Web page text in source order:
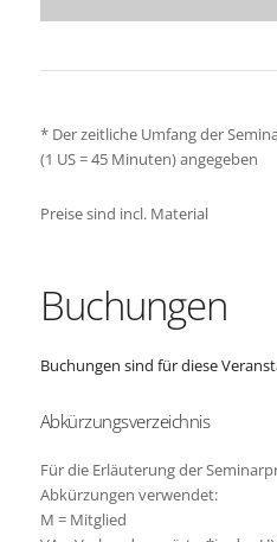
* Der zeitliche Umfang der
(1 US = 45 Minuten) angegeben
Preise sind incl. Material
Buchungen
Buchungen sind für diese
Abkürzungsverzeichnis
Für die Erläuterung der
Abkürzungen verwendet:
M = Mitglied